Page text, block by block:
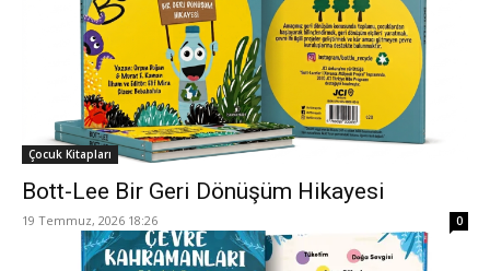
Çocuk Kitapları
Bott-Lee Bir Geri Dönüşüm Hikayesi
19 Temmuz, 2026 18:26 0